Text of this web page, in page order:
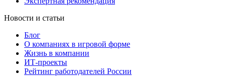
Новости и статьи
Блог
О компаниях в игровой форме
Жизнь в компании
ИТ-проекты
Рейтинг работодателей России